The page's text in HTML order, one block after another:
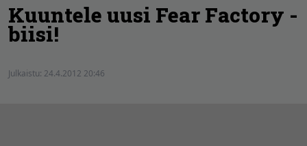
Kuuntele uusi Fear Factory -
biisi!
Julkaistu: 24.4.2012 20:46